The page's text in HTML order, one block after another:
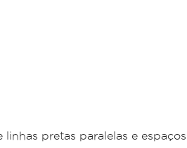
pretas paralelas e espaços